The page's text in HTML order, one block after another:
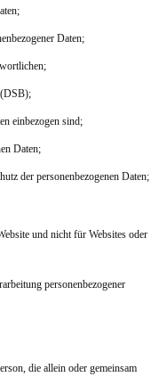
Daten;
(DSB);
einbezogen sind;
Daten;
der personenbezogenen Daten;
und nicht für Websites oder
personenbezogener
die allein oder gemeinsam